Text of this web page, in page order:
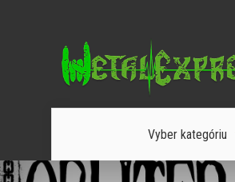
Vyber kategóriu